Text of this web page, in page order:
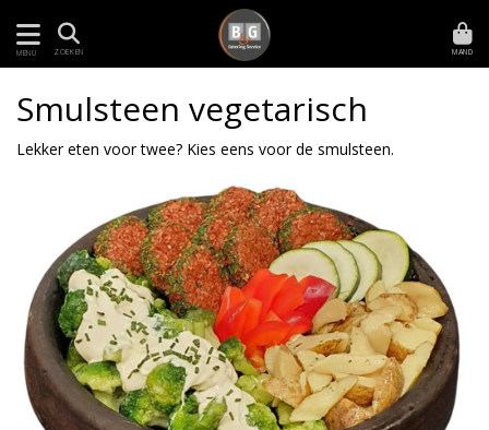
MENU ZOEKEN MAND
Smulsteen vegetarisch
Lekker eten voor twee? Kies eens voor de smulsteen.